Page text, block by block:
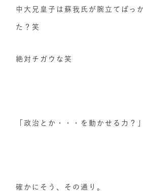
中大兄皇子は蘇我氏が腕立てばっ
た？笑
絶対チガウな笑
「政治とか・・・を動かせる力？」
確かにそう、その通り。